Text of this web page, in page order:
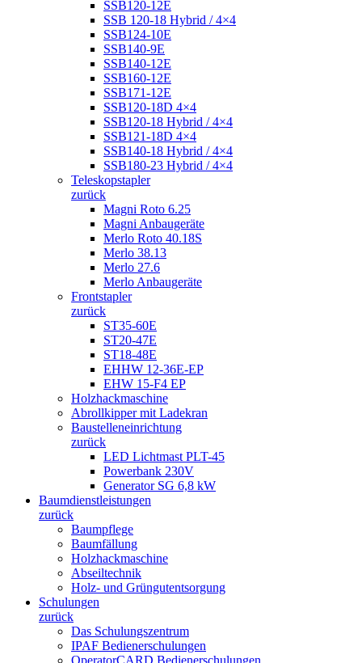
SSB120-12E
SSB 120-18 Hybrid / 4×4
SSB124-10E
SSB140-9E
SSB140-12E
SSB160-12E
SSB171-12E
SSB120-18D 4×4
SSB120-18 Hybrid / 4×4
SSB121-18D 4×4
SSB140-18 Hybrid / 4×4
SSB180-23 Hybrid / 4×4
Teleskopstapler
zurück
Magni Roto 6.25
Magni Anbaugeräte
Merlo Roto 40.18S
Merlo 38.13
Merlo 27.6
Merlo Anbaugeräte
Frontstapler
zurück
ST35-60E
ST20-47E
ST18-48E
EHHW 12-36E-EP
EHW 15-F4 EP
Holzhackmaschine
Abrollkipper mit Ladekran
Baustelleneinrichtung
zurück
LED Lichtmast PLT-45
Powerbank 230V
Generator SG 6,8 kW
Baumdienstleistungen
zurück
Baumpflege
Baumfällung
Holzhackmaschine
Abseiltechnik
Holz- und Grüngutentsorgung
Schulungen
zurück
Das Schulungszentrum
IPAF Bedienerschulungen
OperatorCARD Bedienerschulungen